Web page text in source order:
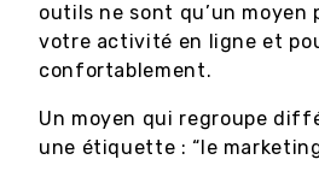
outils ne sont qu’un moyen
votre activité en ligne et
confortablement.
Un moyen qui regroupe
une étiquette : “le